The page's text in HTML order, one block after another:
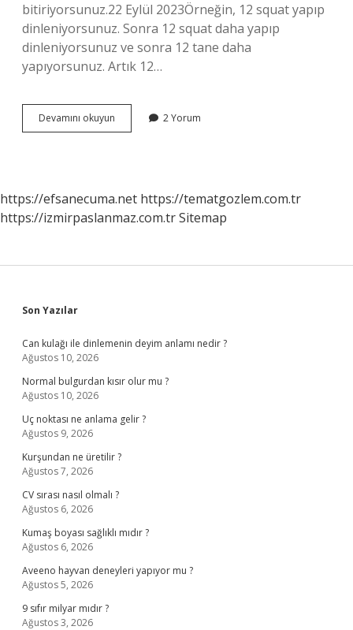
bitiriyorsunuz.22 Eylül 2023Örneğin, 12 squat yapıp
dinleniyorsunuz. Sonra 12 squat daha yapıp
dinleniyorsunuz ve sonra 12 tane daha
yapıyorsunuz. Artık 12…
Devamını okuyun
3
2 Yorum
https://efsanecuma.net https://tematgozlem.com.tr
https://izmirpaslanmaz.com.trSitemap
Sidebar
Son Yazılar
Can kulağı ile dinlemenin deyim anlamı nedir ?
Ağustos 10, 2026
Normal bulgurdan kısır olur mu ?
Ağustos 10, 2026
Uç noktası ne anlama gelir ?
Ağustos 9, 2026
Kurşundan ne üretilir ?
Ağustos 7, 2026
CV sırası nasıl olmalı ?
Ağustos 6, 2026
Kumaş boyası sağlıklı mıdır ?
Ağustos 6, 2026
Aveeno hayvan deneyleri yapıyor mu ?
Ağustos 5, 2026
9 sıfır milyar mıdır ?
Ağustos 3, 2026